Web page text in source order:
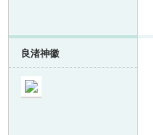
良渚神徽